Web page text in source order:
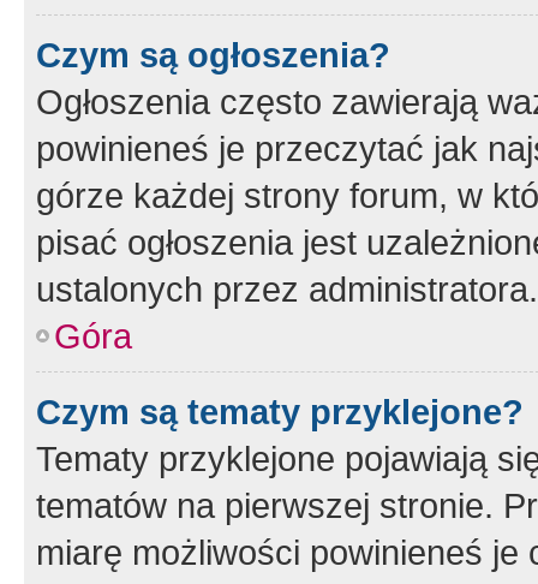
Czym są ogłoszenia?
Ogłoszenia często zawierają
powinieneś je przeczytać jak
górze każdej strony forum, w
pisać ogłoszenia jest
ustalonych przez administratora.
Góra
Czym są tematy przyklejone?
Tematy przyklejone pojawiają
tematów na pierwszej stronie.
miarę możliwości powinieneś je